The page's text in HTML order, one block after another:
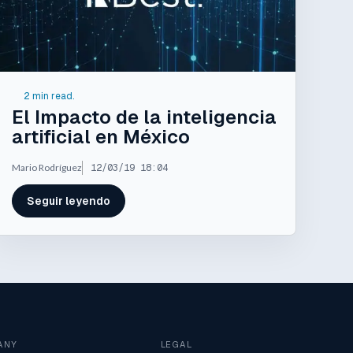
2 min read.
El Impacto de la inteligencia
artificial en México
Mario Rodríguez 12/03/19 18:04
Seguir leyendo
LEGAL